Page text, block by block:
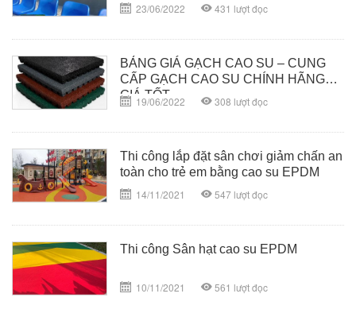
23/06/2022 431 lượt đọc
BẢNG GIÁ GẠCH CAO SU – CUNG
CẤP GẠCH CAO SU CHÍNH HÃNG
GIÁ TỐT
19/06/2022 308 lượt đọc
Thi công lắp đặt sân chơi giảm chấn an
toàn cho trẻ em bằng cao su EPDM
14/11/2021
547 lượt đọc
Thi công Sân hạt cao su EPDM
10/11/2021 561 lượt đọc